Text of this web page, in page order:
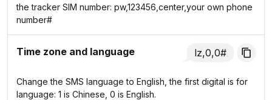
the tracker SIM number: pw,123456,center,your own phone
number#
Time zone and language lz,0,0#
Change the SMS language to English, the first digital is for
language: 1 is Chinese, 0 is English.